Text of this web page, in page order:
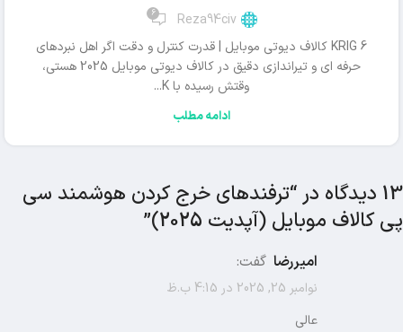
Reza94civ
6
KRIG 6 کالاف دیوتی موبایل | قدرت کنترل و دقت اگر اهل نبردهای
حرفه ای و تیراندازی دقیق در کالاف دیوتی موبایل 2025 هستی،
وقتش رسیده با K...
ادامه مطلب
13 دیدگاه در “
ترفندهای خرج کردن هوشمند سی
پی کالاف موبایل (آپدیت 2025)
”
امیررضا گفت:
نوامبر 25, 2025 در 4:15 ب.ظ
عالی